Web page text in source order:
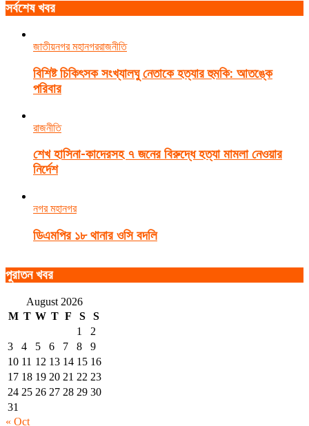
সর্বশেষ খবর
জাতীয়নগর মহানগররাজনীতি
বিশিষ্ট চিকিৎসক সংখ্যালঘু নেতাকে হত্যার হুমকি: আতঙ্কে
পরিবার
রাজনীতি
শেখ হাসিনা-কাদেরসহ ৭ জনের বিরুদ্ধে হত্যা মামলা নেওয়ার
নির্দেশ
নগর মহানগর
ডিএমপির ১৮ থানার ওসি বদলি
পুরাতন খবর
August 2026
M T W T F S
S
1
2
3
4 5 6 7 8
9
10 11 12 13 14 15 16
17 18 19 20 21 22 23
24 25 26 27 28 29 30
31
« Oct